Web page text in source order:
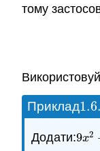
тому
Приклад1.6.
1.6.
Додати:9x2
9x2